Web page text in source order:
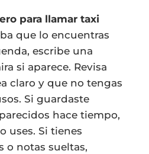
para llamar taxi
que lo encuentras
escribe una
si aparece. Revisa
claro y que no tengas
Si guardaste
hace tiempo,
uses. Si tienes
o notas sueltas,